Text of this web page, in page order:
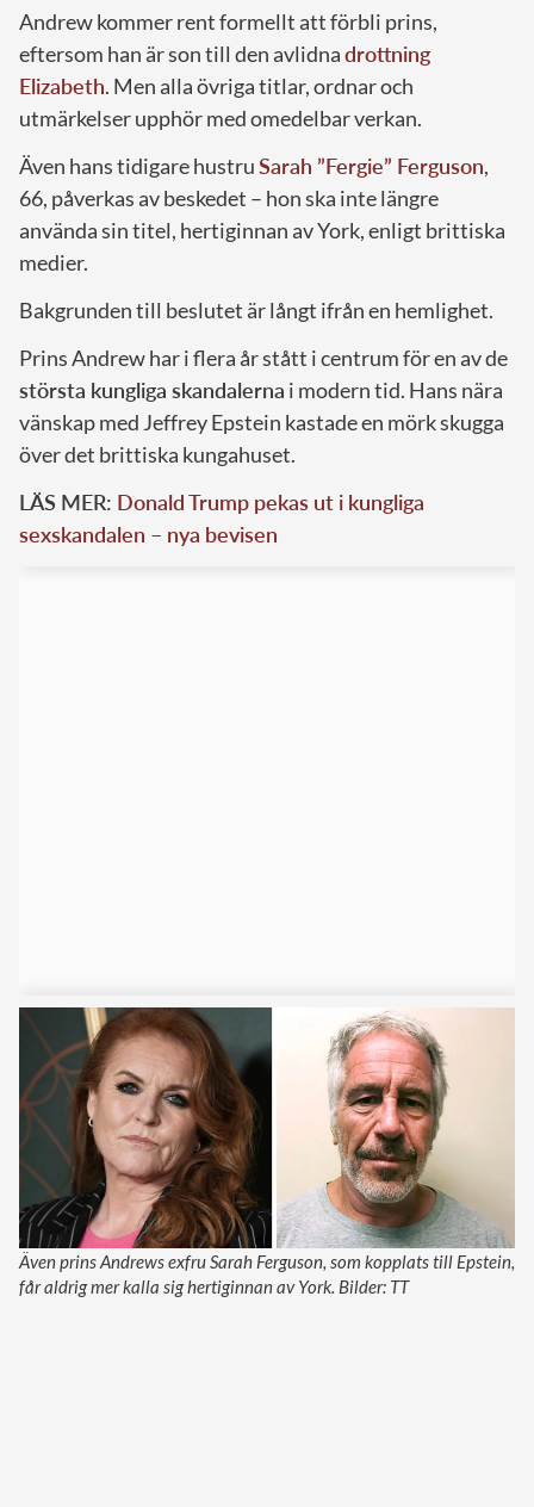
Andrew kommer rent formellt att förbli prins,
eftersom han är son till den avlidnadrottning
Elizabeth. Men alla övriga titlar, ordnar och
utmärkelser upphör med omedelbar verkan.
Även hans tidigare hustruSarah ”Fergie” Ferguson,
66, påverkas av beskedet – hon ska inte längre
använda sin titel, hertiginnan av York, enligt brittiska
medier.
Bakgrunden till beslutet är långt ifrån en hemlighet.
Prins Andrew har i flera år stått i centrum för en av de
största kungliga skandalerna i modern tid. Hans nära
vänskap med Jeffrey Epstein kastade en mörk skugga
över det brittiska kungahuset.
LÄS MER: Donald Trump pekas ut i kungliga
sexskandalen – nya bevisen
Även prins Andrews exfru Sarah Ferguson, som kopplats till Epstein,
får aldrig mer kalla sig hertiginnan av York. Bilder: TT